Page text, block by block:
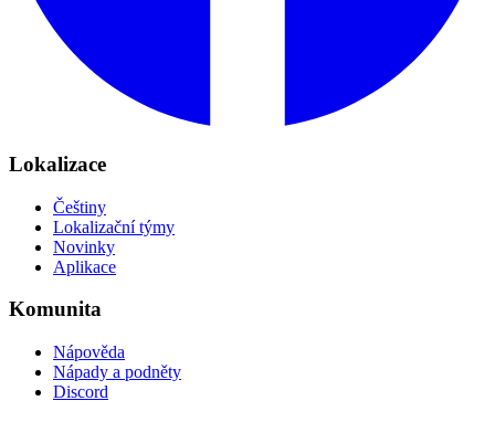
Lokalizace
Češtiny
Lokalizační týmy
Novinky
Aplikace
Komunita
Nápověda
Nápady a podněty
Discord